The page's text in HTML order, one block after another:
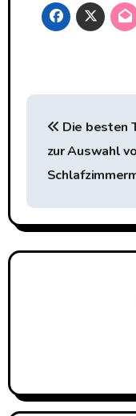
Die besten
zur Auswahl